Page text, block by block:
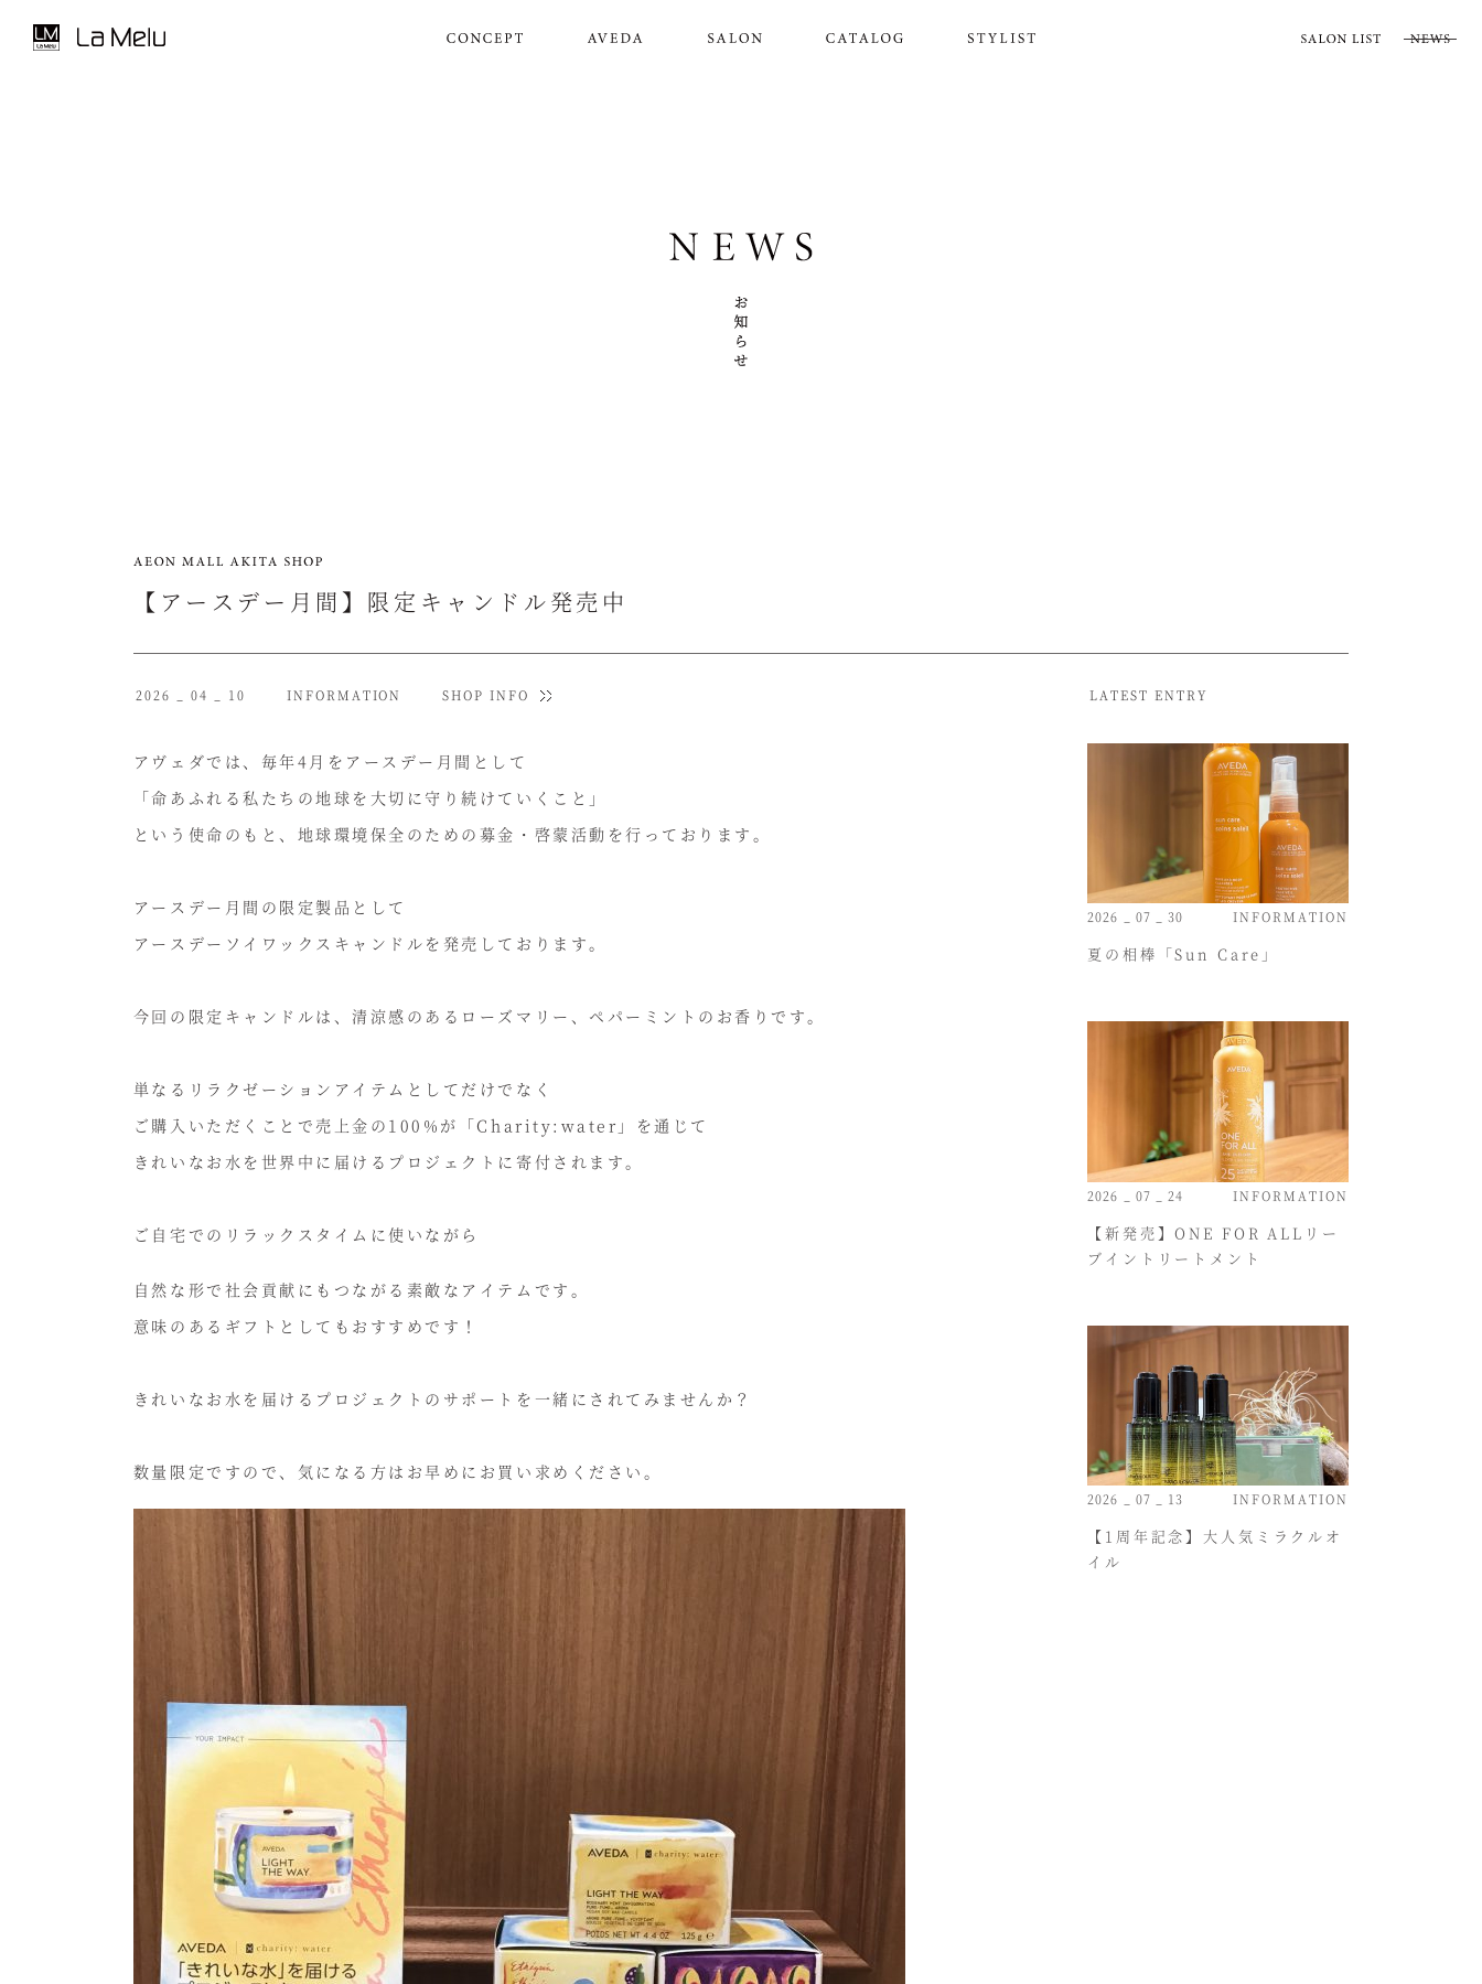
【アースデー月間】限定キャンドル発売中
2026 _ 04 _ 10 INFORMATION SHOP INFO
アヴェダでは、毎年4月をアースデー月間として
「命あふれる私たちの地球を大切に守り続けていくこと」
という使命のもと、地球環境保全のための募金・啓蒙活動を行っております。
アースデー月間の限定製品として
アースデーソイワックスキャンドルを発売しております。
今回の限定キャンドルは、清涼感のあるローズマリー、ペパーミントのお香りです。
単なるリラクゼーションアイテムとしてだけでなく
ご購入いただくことで売上金の100%が「Charity:water」を通じて
きれいなお水を世界中に届けるプロジェクトに寄付されます。
ご自宅でのリラックスタイムに使いながら
自然な形で社会貢献にもつながる素敵なアイテムです。
意味のあるギフトとしてもおすすめです！
きれいなお水を届けるプロジェクトのサポートを一緒にされてみませんか？
数量限定ですので、気になる方はお早めにお買い求めください。
LATEST ENTRY
2026 _ 07 _ 30 INFORMATION
夏の相棒「Sun Care」
2026 _ 07 _ 24 INFORMATION
【新発売】ONE FOR ALLリー
ブイントリートメント
2026 _ 07 _ 13 INFORMATION
【1周年記念】大人気ミラクルオ
イル